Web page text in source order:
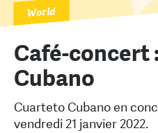
World
Café-concert
Cubano
Cuarteto Cubano en
vendredi 21 janvier 2022.